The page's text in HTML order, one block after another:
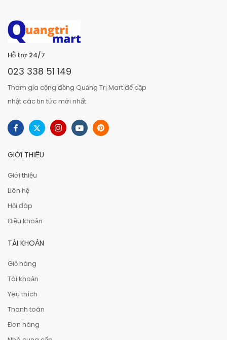
Hỗ trợ 24/7
023 338 51 149
Tham gia cộng đồng Quảng Trị Mart để cập
nhật các tin tức mới nhất
GIỚI THIỆU
Giới thiệu
Liên hệ
Hỏi đáp
Điều khoản
TÀI KHOẢN
Giỏ hàng
Tài khoản
Yêu thích
Thanh toán
Đơn hàng